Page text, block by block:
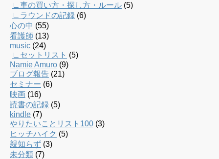
∟車の買い方・探し方・ルール (5)
∟ラウンドの記録 (6)
心の中 (55)
看護師 (13)
music (24)
∟セットリスト (5)
Namie Amuro (9)
ブログ報告 (21)
セミナー (6)
映画 (16)
読書の記録 (5)
kindle (7)
やりたいことリスト100 (3)
ヒッチハイク (5)
親知らず (3)
未分類 (7)